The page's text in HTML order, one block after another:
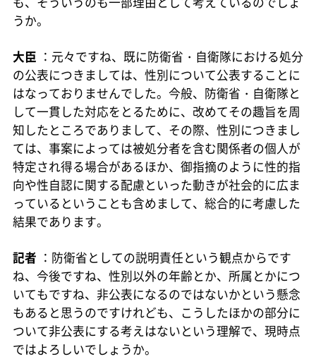
うか。
大臣 ：元々ですね、既に防衛省・自衛隊における処分
の公表につきましては、性別について公表することに
はなっておりませんでした。今般、防衛省・自衛隊と
して一貫した対応をとるために、改めてその趣旨を周
知したところでありまして、その際、性別につきまし
ては、事案によっては被処分者を含む関係者の個人が
特定され得る場合があるほか、御指摘のように性的指
向や性自認に関する配慮といった動きが社会的に広ま
っているということも含めまして、総合的に考慮した
結果であります。
記者 ：防衛省としての説明責任という観点からです
ね、今後ですね、性別以外の年齢とか、所属とかにつ
いてもですね、非公表になるのではないかという懸念
もあると思うのですけれども、こうしたほかの部分に
ついて非公表にする考えはないという理解で、現時点
ではよろしいでしょうか。